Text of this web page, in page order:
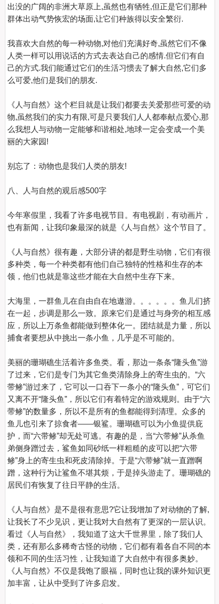
出没的广阔的非洲大草原上,虽然也有牺牲,但正是它们那种
群体出动气势恢宏的场面,让它们种族得以安全繁衍.
我喜欢大自然的每一种动物,对他们充满好奇,虽然它们不像
人类一样可以用说话的方式去表达自己的感情.但它们有自
己的方式.我们能通过它们的生活习惯去了解大自然,它们多
么可爱,他们是我们的朋友.
《人与自然》这个栏目就是让我们都要去关爱那些可爱的动
物,虽然我们的实力有限,可是只要我们人人都奉献点爱心,那
么我想人与动物一定能够和谐相处,地球一定会变成一个美
丽的大家园!
别忘了：动物也是我们人类的朋友!
八、人与自然的观后感500字
今年寒假里，我看了许多电视节目。有电视剧，有动画片，
也有新闻，让我印象最深的就是《人与自然》这个节目了。
《人与自然》很有趣，大部分讲的都是野生动物，它们有很
多种类，每一个种类都有他们自己独特的性格和生存的本
领，他们也就是靠这些才能在大自然中生存下来。
大海里，一群鱼儿在自由自在地遨游。。。。。。鱼儿们挤
在一起，步调是那么一致。原来它们是通过与身旁的相互感
应，所以上万条鱼都能做到整体化一。团结就是力量，所以
捕食者要想从中挑出一条小鱼，几乎是不可能的。
美丽的珊瑚礁生活着许多鱼类。看，那边一条条“隆头鱼”游
了过来，它们是专门为其它鱼类清除身上的寄生虫的。“六
带鲹”游过来了，它可以一口吞下一条小的“隆头鱼”，可它们
又离不开“隆头鱼”，所以它们有着特定的游戏规则。由于“六
带鲹”的数量多，所以不是所有的鱼都能得到清理。众多的
鱼儿也引来了掠食者——银鲨。珊瑚礁可以为小鱼提供庇
护，而“六带鲹”却无处可逃。有趣的是，当“六带鲹”从杀鱼
弟侧身蹭过去，鲨鱼如同砂纸一样粗糙的皮可以把“六带
鲹”身上的寄生虫和死皮清除掉。于是“六带鲹”就一直蹭啊
蹭，这种行为让鲨鱼不堪其烦，于是掉头游走了。珊瑚礁的
居民们有恢复了往日平静的生活。
《人与自然》是不是很有意思?它让我增加了对动物的了解,
让我长了不少见识，更让我对大自然有了更深的一层认识。
看过《人与自然》，我知道了这大千世界里，除了我们人
类，还有那么多稀奇古怪的动物，它们都有着各自不同的本
领和不同的生活习性，让我知道了大自然中有很多奥妙。
《人与自然》不仅是我饱了眼福，同时也让我的课外知识更
加丰富，让从中受到了许多启发。